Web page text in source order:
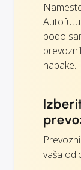
bodo
napake.
vaša